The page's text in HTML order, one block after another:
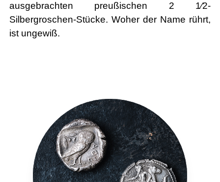
ausgebrachten preußischen 2 1⁄2-
Silbergroschen-Stücke. Woher der Name rührt,
ist ungewiß.